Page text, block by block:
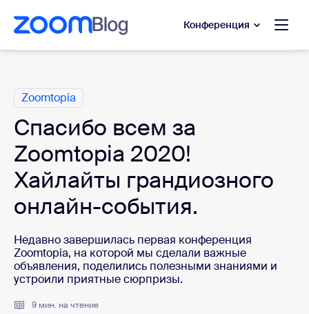
содержанию
в чат помощи
Конференция
Zoomtopia
Спасибо всем за
Zoomtopia 2020!
Хайлайты грандиозного
онлайн-события.
Недавно завершилась первая конференция
Zoomtopia, на которой мы сделали важные
объявления, поделились полезными знаниями и
устроили приятные сюрпризы.
9 мин. на чтение